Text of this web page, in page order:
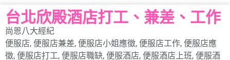
台北欣殿酒店打工、兼差、工作
尚恩八大經紀
便服店, 便服店兼差, 便服店小姐應徵, 便服店工作, 便服店應
徵, 便服店打工, 便服店職缺, 便服酒店, 便服酒店上班, 便服酒